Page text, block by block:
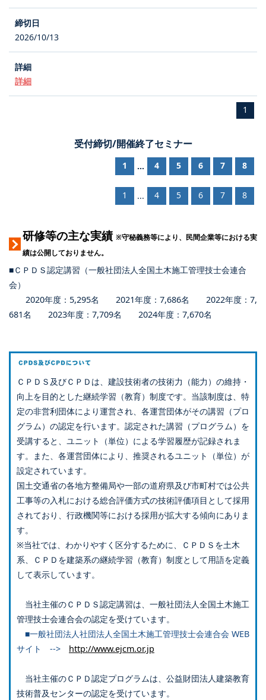
2026/10/13
詳細
1
受付締切/開催終了セミナー
1 ... 4 5 6 7 8
1 ... 4 5 6 7 8
研修等の主な実績 ※守秘義務等により、民間企業等における実
績は公開しておりません。
■ＣＰＤＳ認定講習（一般社団法人全国土木施工管理技士会連合
会）
2020年度：5,295名 2021年度：7,686名 2022年度：7,
681名 2023年度：7,709名 2024年度：7,670名
ＣＰＤＳ及びＣＰＤは、建設技術者の技術力（能力）の維持・
向上を目的とした継続学習（教育）制度です。当該制度は、特
定の非営利団体により運営され、各運営団体がその講習（プロ
グラム）の認定を行います。認定された講習（プログラム）を
受講すると、ユニット（単位）による学習履歴が記録されま
す。また、各運営団体により、推奨されるユニット（単位）が
設定されています。
国土交通省の各地方整備局や一部の道府県及び市町村では公共
工事等の入札における総合評価方式の技術評価項目として採用
されており、行政機関等における採用が拡大する傾向にありま
す。
※当社では、わかりやすく区分するために、ＣＰＤＳを土木
系、ＣＰＤを建築系の継続学習（教育）制度として用語を定義
して表示しています。
当社主催のＣＰＤＳ認定講習は、一般社団法人全国土木施工
管理技士会連合会の認定を受けています。
■一般社団法人社団法人全国土木施工管理技士会連合会 WEB
サイト --> http://www.ejcm.or.jp
当社主催のＣＰＤ認定プログラムは、公益財団法人建築教育
技術普及センターの認定を受けています。